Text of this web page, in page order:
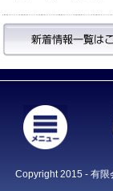
Copyright 2015 - 有